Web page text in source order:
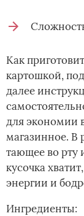
Как
картошкой,
далее
для экономии
магазинное. В
тающее во рту
кусочка
энергии и
Ингредиенты: